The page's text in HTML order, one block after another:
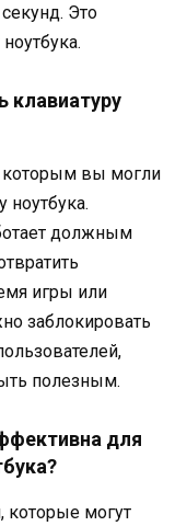
Это
клавиатуру
которым вы могли
ноутбука.
должным
игры или
заблокировать
полезным.
для
которые могут